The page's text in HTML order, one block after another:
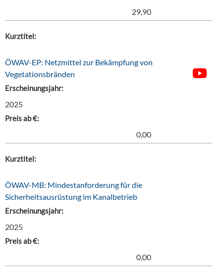
29,90
Kurztitel:
ÖWAV-EP: Netzmittel zur Bekämpfung von
Vegetationsbränden
Erscheinungsjahr:
2025
Preis ab €:
0,00
Kurztitel:
ÖWAV-MB: Mindestanforderung für die
Sicherheitsausrüstung im Kanalbetrieb
Erscheinungsjahr:
2025
Preis ab €:
0,00